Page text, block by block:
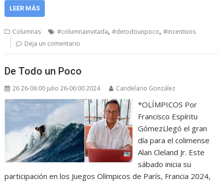
LEER MÁS
Columnas #columnainvitada,#detodounpoco,#incentivos
Deja un comentario
De Todo un Poco
26 26-06:00 julio 26-06:00 2024 Candelario González
*OLÍMPICOS Por
Francisco Espíritu
GómezLlegó el gran
día para el colimense
Alan Cleland Jr. Este
sábado inicia su
participación en los Juegos Olímpicos de París, Francia 2024,